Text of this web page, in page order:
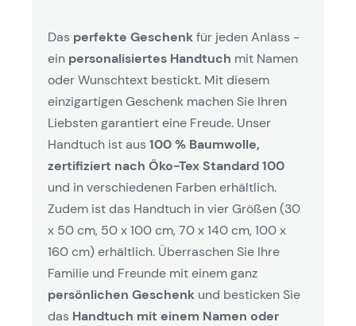
Das perfekte Geschenkfür jeden Anlass -
ein personalisiertes Handtuch mit Namen
oder Wunschtext bestickt. Mit diesem
einzigartigen Geschenk machen Sie Ihren
Liebsten garantiert eine Freude. Unser
Handtuch ist aus 100 % Baumwolle,
zertifiziert nach Öko-Tex Standard 100
und in verschiedenen Farben erhältlich.
Zudem ist das Handtuch in vier Größen (30
x 50 cm, 50 x 100 cm, 70 x 140 cm, 100 x
160 cm) erhältlich. Überraschen Sie Ihre
Familie und Freunde mit einem ganz
persönlichen Geschenk und besticken Sie
das Handtuch mit einem Namen oder